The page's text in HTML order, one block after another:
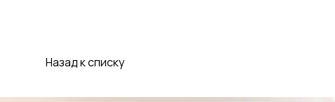
Назад к списку